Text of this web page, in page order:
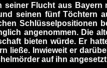
seiner Flucht aus
seinen fünf Töchtern
Schlüsselpositionen
angenommen. Die
bieten würde. Er
ließe. Inwieweit er
auf ihn